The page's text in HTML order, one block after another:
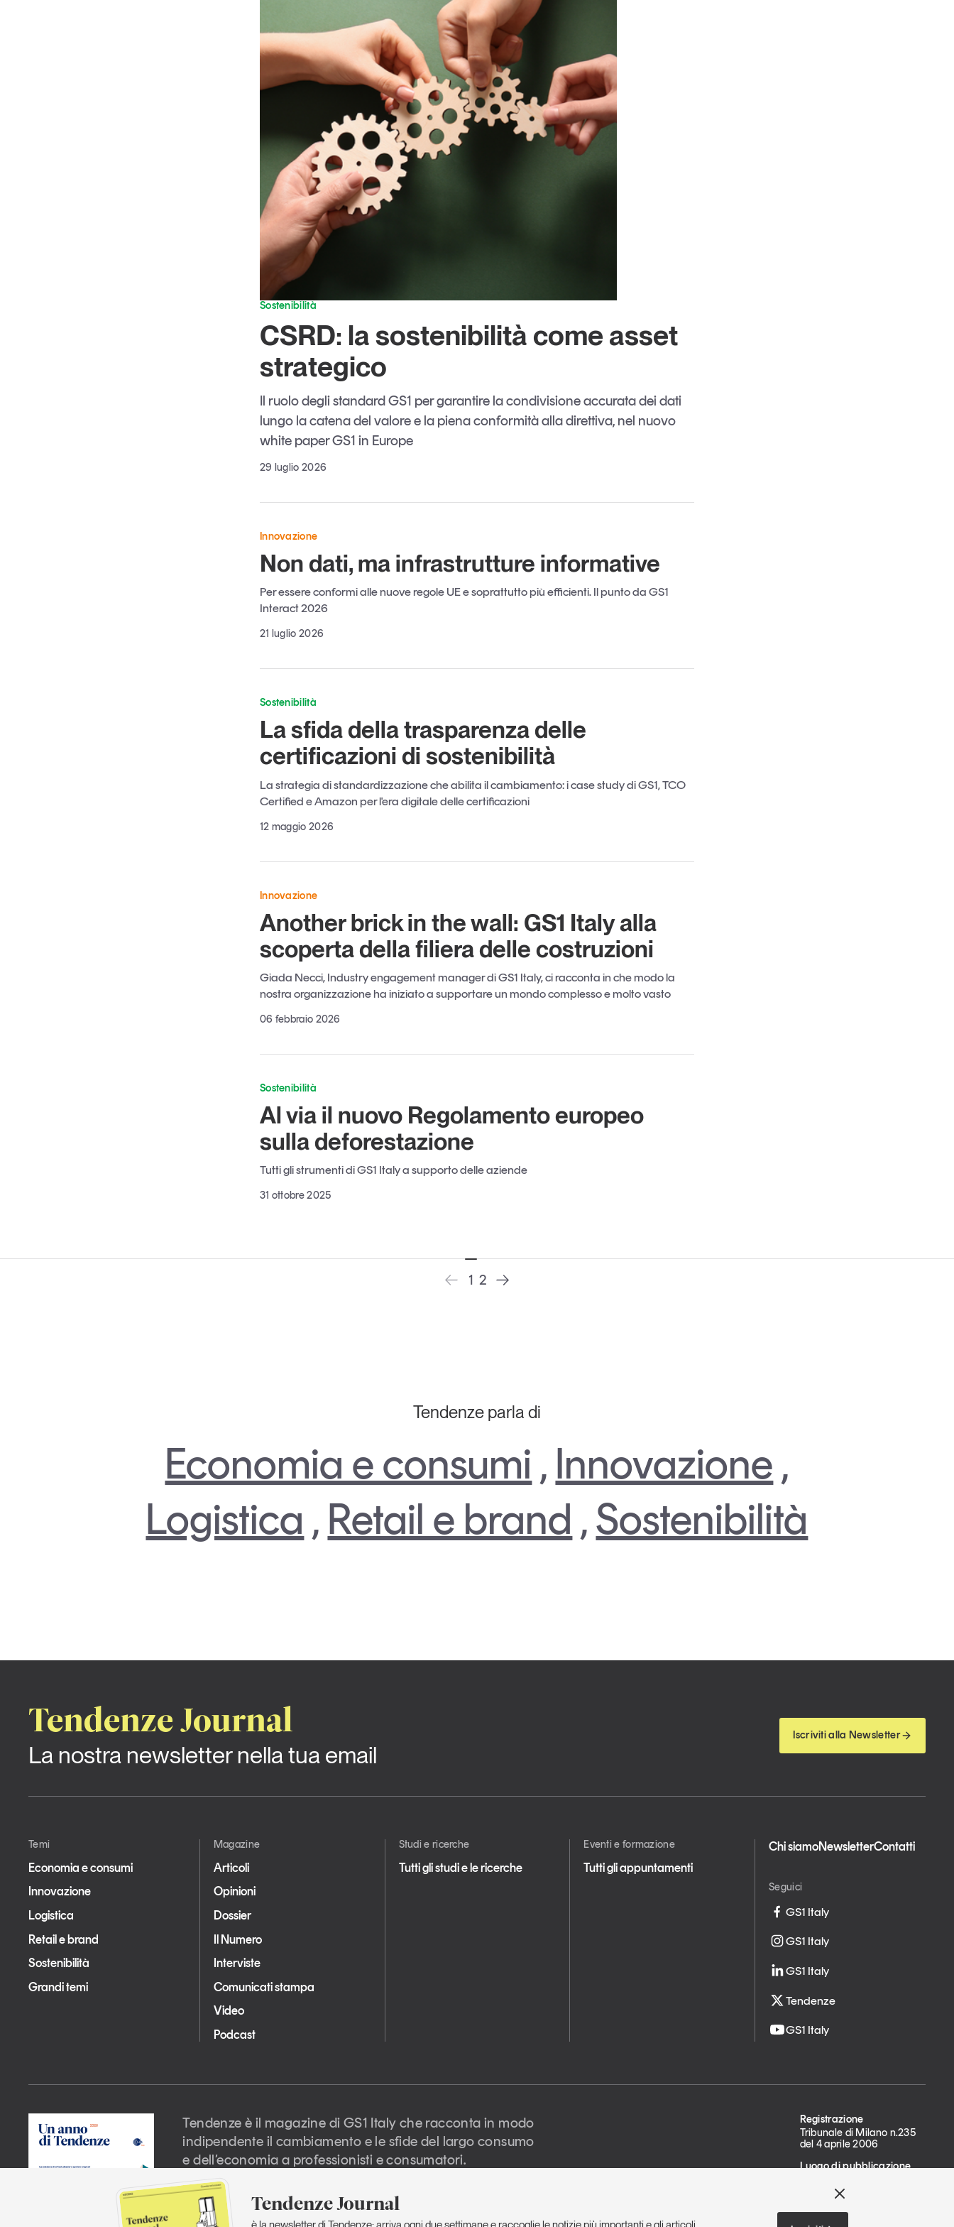
Eventi e formazione
Tutti gli
appuntamenti
Chi siamo
Newsletter
Contatti
Tendenze è il magazine di GS1 Italy che racconta in modo
indipendente il cambiamento e le sfide del largo consumo e
Tendenze GS1 Italy
Sostenibilità
CSRD: la sostenibilità come asset
strategico
Il ruolo degli standard GS1 per garantire la condivisione accurata dei dati
lungo la catena del valore e la piena conformità alla direttiva, nel nuovo
white paper GS1 in Europe
29 luglio 2026
Innovazione
Non dati, ma infrastrutture informative
Per essere conformi alle nuove regole UE e soprattutto più efficienti. Il punto da GS1
Interact 2026
21 luglio 2026
Sostenibilità
La sfida della trasparenza delle
certificazioni di sostenibilità
La strategia di standardizzazione che abilita il cambiamento: i case study di GS1, TCO
Certified e Amazon per l'era digitale delle certificazioni
12 maggio 2026
Innovazione
Another brick in the wall: GS1 Italy alla
scoperta della filiera delle costruzioni
Giada Necci, Industry engagement manager di GS1 Italy, ci racconta in che modo la
nostra organizzazione ha iniziato a supportare un mondo complesso e molto vasto
06 febbraio 2026
Sostenibilità
Al via il nuovo Regolamento europeo
sulla deforestazione
Tutti gli strumenti di GS1 Italy a supporto delle aziende
31 ottobre 2025
1 2
Tendenze parla di
Economia e consumi , Innovazione ,
Logistica , Retail e brand ,Sostenibilità
Tendenze Journal
Tendenze Journal
La nostra newsletter nella tua email
Iscriviti alla Newsletter
Temi
Economia e consumi
Innovazione
Logistica
Retail e brand
Sostenibilità
Grandi temi
Magazine
Articoli
Opinioni
Dossier
Il Numero
Interviste
Comunicati stampa
Video
Podcast
Studi e ricerche
Tutti gli studi e le ricerche
Eventi e formazione
Tutti gli appuntamenti
Chi siamoNewsletterContatti
Seguici
GS1 Italy
GS1 Italy
GS1 Italy
Tendenze
GS1 Italy
Tendenze è il magazine di GS1 Italy che racconta in modo
indipendente il cambiamento e le sfide del largo consumo
e dell’economia a professionisti e consumatori.
Registrazione
Tribunale di Milano n.235
del 4 aprile 2006
Luogo di pubblicazione